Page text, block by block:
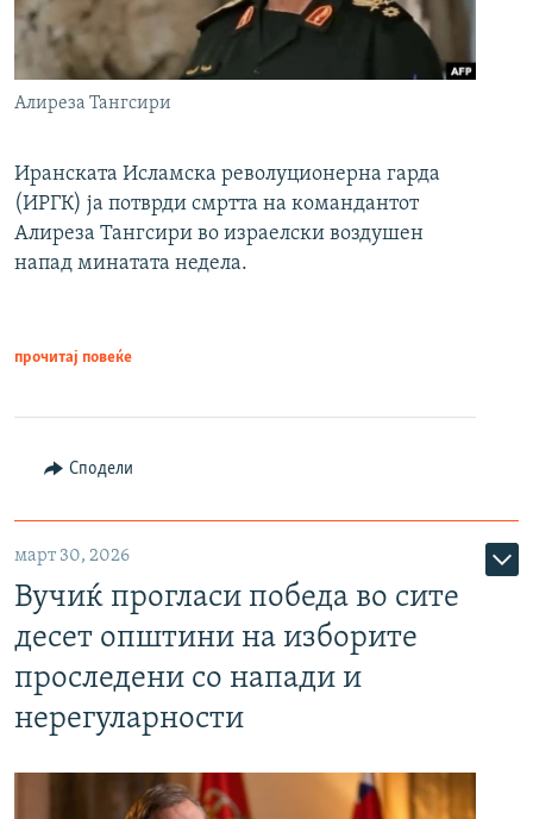
Алиреза Тангсири
Иранската Исламска револуционерна гарда
(ИРГК) ја потврди смртта на командантот
Алиреза Тангсири во израелски воздушен
напад минатата недела.
прочитај повеќе
Сподели
март 30, 2026
Вучиќ прогласи победа во сите
десет општини на изборите
проследени со напади и
нерегуларности